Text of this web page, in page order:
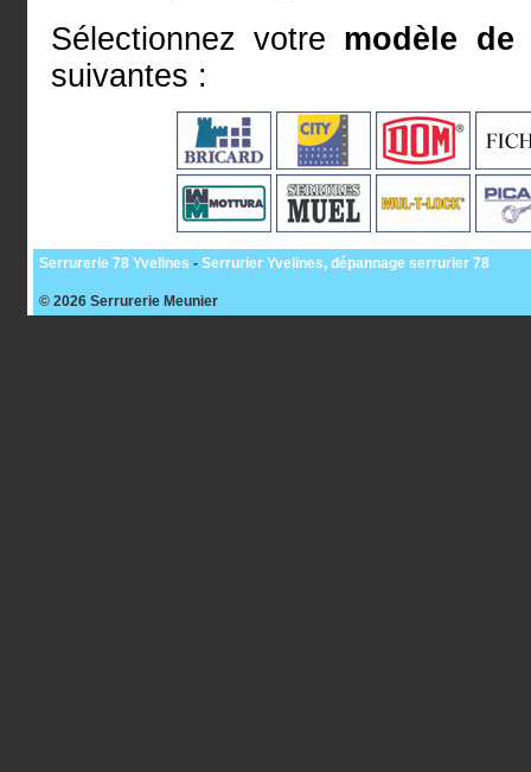
Sélectionnez votre modèle de
suivantes :
Serrurerie 78 Yvelines - Serrurier Yvelines, dépannage serrurier 78
© 2026 Serrurerie Meunier